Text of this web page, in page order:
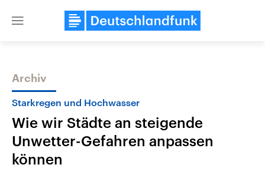
Close
Themen
Archiv
Starkregen und Hochwasser
Wie wir Städte an steigende
Unwetter-Gefahren anpassen
können